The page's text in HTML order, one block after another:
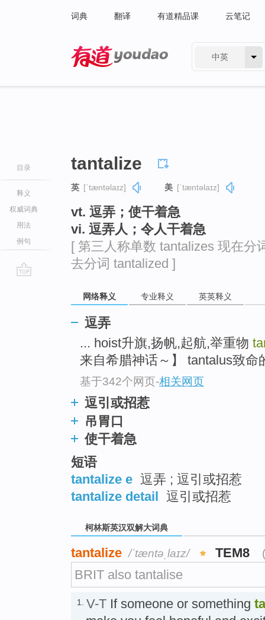
词典 翻译 有道精品课 云笔记
中英
目录
释义
权威词典
用法
例句
tantalize
英 [ˈtæntəlaɪz] 美 [ˈtæntəlaɪz]
vt. 逗弄；使干着急
vi. 逗弄人；令人干着急
[ 第三人称单数 tantalizes 现在分
去分词 tantalized ]
网络释义 专业释义 英英释义
逗弄
... hoist升旗,扬帆,起航,举重物
来自希腊神话～】 tantalus致命
基于342个网页-相关网页
逗引或招惹
吊胃口
使干着急
短语
tantalize e 逗弄 ; 逗引或招惹
tantalize detail 逗引或招惹
柯林斯英汉双解大词典
tantalize /ˈtæntəˌlaɪz/ TEM8
BRIT also tantalise
1. V-T If someone or something